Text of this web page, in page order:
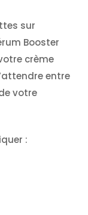
sur
Booster
crème
entre
votre
: